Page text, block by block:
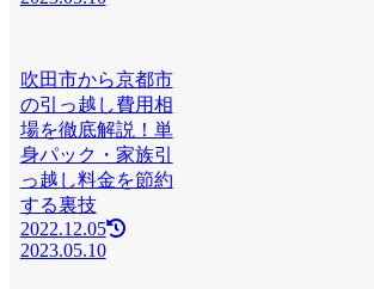
吹田市から京都市
の引っ越し費用相
場を徹底解説！単
身パック・家族引
っ越し料金を節約
する裏技
2022.12.05
2023.05.10